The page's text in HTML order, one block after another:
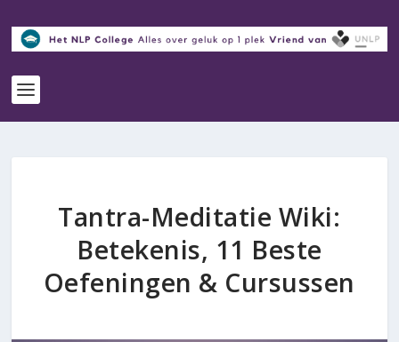
Tantra-Meditatie Wiki:
Betekenis, 11 Beste
Oefeningen & Cursussen